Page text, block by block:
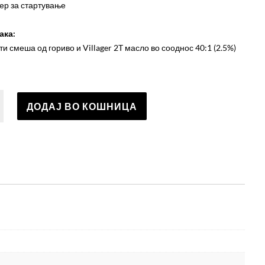
за стартување
смеша од гориво и Villager 2T масло во сооднос 40:1 (2.5%)
ДОДАЈ ВО КОШНИЦА